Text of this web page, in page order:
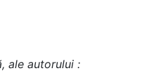
ale autorului :